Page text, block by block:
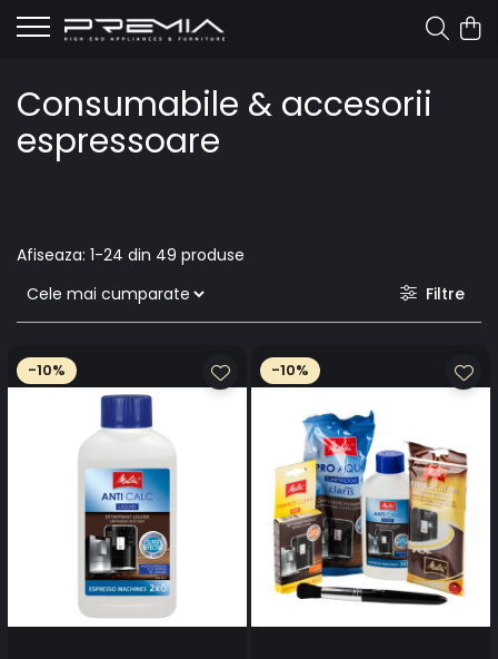
Consumabile & accesorii
espressoare
Afiseaza: 1-24 din 49 produse
Filtre
-10% -10%